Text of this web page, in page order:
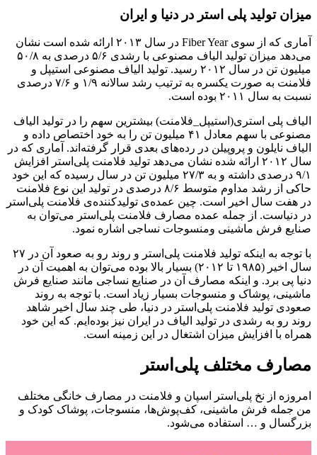
میزان تولید پلی استر در دنیا و ایران
آماری که از سوی Fiber Year در سال ۲۰۱۳ ارائه شده است نشان
می‌دهد میزان تولید الیاف مصنوعی با رشدی ۵/۶ درصدی به ۵۰/۸
میلیون تن در سال ۲۰۱۲ رسید. تولید الیاف مصنوعی استیپل و
فلامنت به صورت یکسره به ترتیب رشد سالانه ۱/۹ و ۷/۶ درصدی
نسبت به سال ۲۰۱۱ بوده است.
الیاف پلی استری(استیپل_فلامنت) بیشترین سهم را در تولید الیاف
مصنوعی با سهم معادل ۴۱ میلیون تن را به خود اختصاص داده و
الیاف نایلون و پروپیلن در رده‌های بعدی قرار گرفته‌اند. آماری که در
سال ۲۰۱۲ ارائه شده نشان می‌دهد تولید فلامنت پلی‌استر افزایش
۹/۱ درصدی داشته و به ۲۷/۳ میلیون تن در سال رسیده که این خود
حاکی از رشد مداوم متوسط ۸/۶ درصدی در تولید این نوع فلامنت
در هفت سال اخیر است. چین عمده‌ی تولیدکننده‌ی فلامنت پلی‌استر
در دنیاست. از جمله عمده مصارف فلامنت پلی‌استر می‌توان به
صنايع فرش ماشينی ومنسوجات نساجی اشاره نمود.
با توجه به اینکه تولید فلامنت پلی‌استر و روند رو به صعود آن در ۲۷
سال اخیر (۱۹۸۵ تا ۲۰۱۲) بسیار بالا بوده می‌توان به اهمیت آن در
دنیا پی برد. و اینکه مصارف آن در صنایع نساجی مانند صنایع فرش
ماشینی، پوشاک و منسوجات بسیار زیاد است. با توجه به روند
صعودی تولید فلامنت پلی‌استر در دنیا، طی چند سال اخیر شاهد
روند رو به رشدی در تولید الیاف در ایران نیز بوده‌ایم. که این خود
همراه با افزایش میزان اشتغال در این زمینه است.
مصارف مختلف پلی‌استر
امروزه از نخ پلی‌استر اسپان و فلامنت در مصارف خانگی مختلف
من جمله فرش ماشینی، کف‌پوش‌ها، منسوجات، پوشاک کودک و
بزرگسال و … استفاده می‌شود.